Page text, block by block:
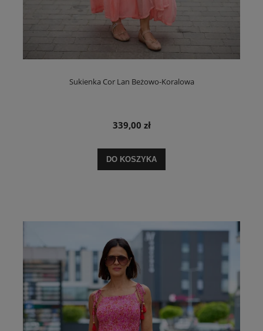
Sukienka Cor Lan Beżowo-Koralowa
339,00 zł
DO KOSZYKA